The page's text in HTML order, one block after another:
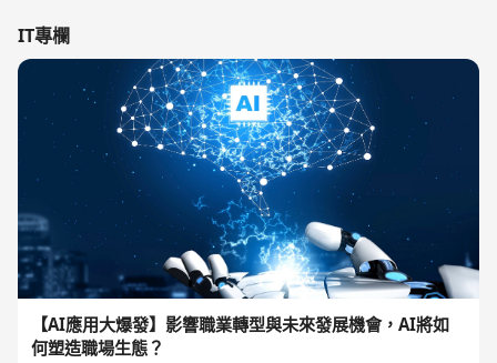
IT專欄
【AI應用大爆發】影響職業轉型與未來發展機會，AI將如
何塑造職場生態？